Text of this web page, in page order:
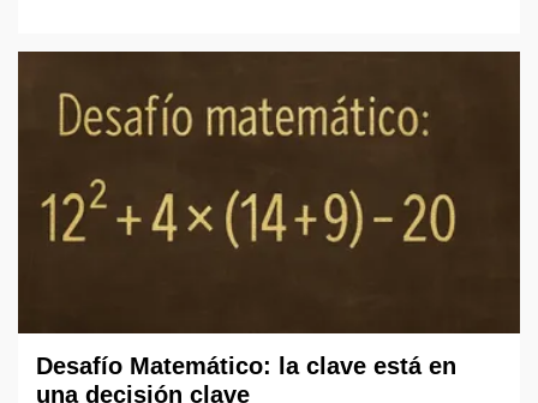
Desafío Matemático: la clave está en
una decisión clave